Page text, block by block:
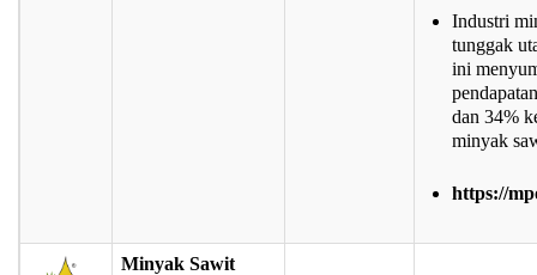
Industri
tunggak
ini
dan 34%
minyak
https://
Minyak Sawit